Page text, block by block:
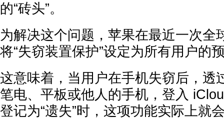
的“砖头”。
为解决这个问题，苹果在最近一次全
将“失窃装置保护”设定为所有用户的
这意味着，当用户在手机失窃后，透
笔电、平板或他人的手机，登入
登记为“遗失”时，这项功能实际上就